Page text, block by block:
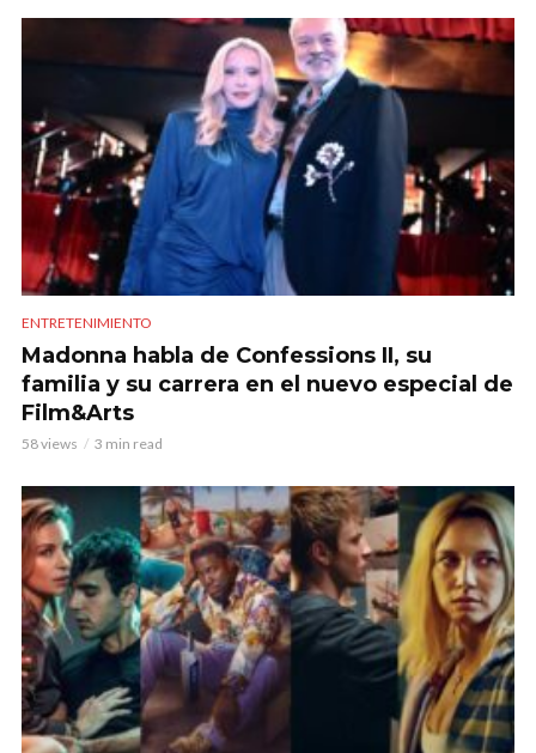
ENTRETENIMIENTO
Madonna habla de Confessions II, su
familia y su carrera en el nuevo especial de
Film&Arts
58 views 3 min read